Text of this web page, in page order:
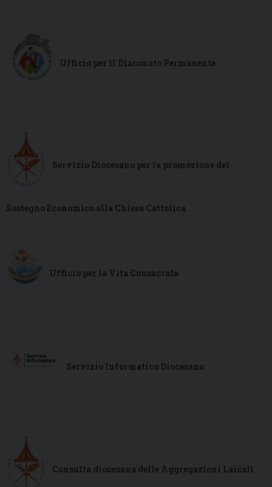
Ufficio per il Diaconato Permanente
Servizio Diocesano per la promozione del
Sostegno Economico alla Chiesa Cattolica
Ufficio per la Vita Consacrata
Servizio Informatico Diocesano
Consulta diocesana delle Aggregazioni Laicali